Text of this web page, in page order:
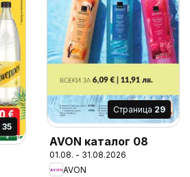
35
Cтраница 29
AVON каталог 08
01.08. - 31.08.2026
AVON